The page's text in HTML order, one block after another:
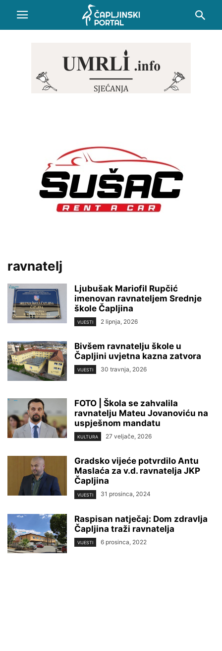
ravnatelj
Ljubušak Mariofil Rupčić
imenovan ravnateljem Srednje
škole Čapljina
VIJESTI 2 lipnja, 2026
Bivšem ravnatelju škole u
Čapljini uvjetna kazna zatvora
VIJESTI 30 travnja, 2026
FOTO | Škola se zahvalila
ravnatelju Mateu Jovanoviću na
uspješnom mandatu
KULTURA 27 veljače, 2026
Gradsko vijeće potvrdilo Antu
Maslaća za v.d. ravnatelja JKP
Čapljina
VIJESTI 31 prosinca, 2024
Raspisan natječaj: Dom zdravlja
Čapljina traži ravnatelja
VIJESTI 6 prosinca, 2022